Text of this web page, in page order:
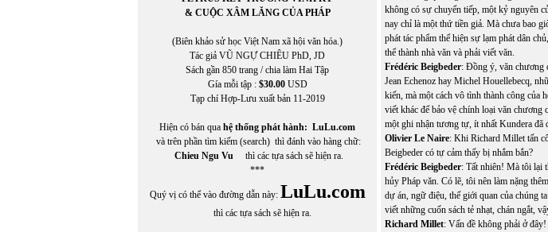
& CUỘC XÂM LĂNG CỦA PHÁP
(Biên khảo sử học Việt Nam xã hội văn hóa.)
Tác giả VŨ NGỰ CHIÊU PhD, JD
Sách gần 850 trang / chia làm Hai Tập
Gía mỗi tập : $30.00USD
Tạp chí Hợp-Lưu xuất bản 11-2019
Hiện có bán qua hệ thống phát hành: LuLu.com
và trên phần tìm kiếm (search) thì đánh vào hàng chữ:
Chieu Ngu Vu thì các tựa sách sẽ hiện ra.
***
Quý vị có thể vào đường dẫn này: LuLu.com
thì các tựa sách sẽ hiện ra.
không có sự chuyển tiếp, một kỷ nguyên
nay chỉ là một thứ tiền giả. Mà chưa bao
phát tác phẩm thể hiện sự lạm phát dân
thể thành nhà văn và phải viết văn.
Frédéric Beigbeder: Đồng ý, văn chương
Jean Echenoz hay Michel Houellebecq,
kiến, mà một cách vô tình thành công của
viết khác để bảo vệ chính loại văn
một ghi nhận tương tự, ít nhất Kundera đã
Olivier Le Naire: Khi Richard Millet tấn
Beigbeder có tự cảm thấy bị nhắm bắn?
Frédéric Beigbeder: Tất nhiên! Mà tôi lại
hủy Pháp văn. Có lẽ, tôi nên làm nặng
dự án, ngữ điệu, thế giới quan của chúng
viết những cuốn sách tẻ nhạt, chán ngắt,
Richard Millet: Vấn đề không phải ở